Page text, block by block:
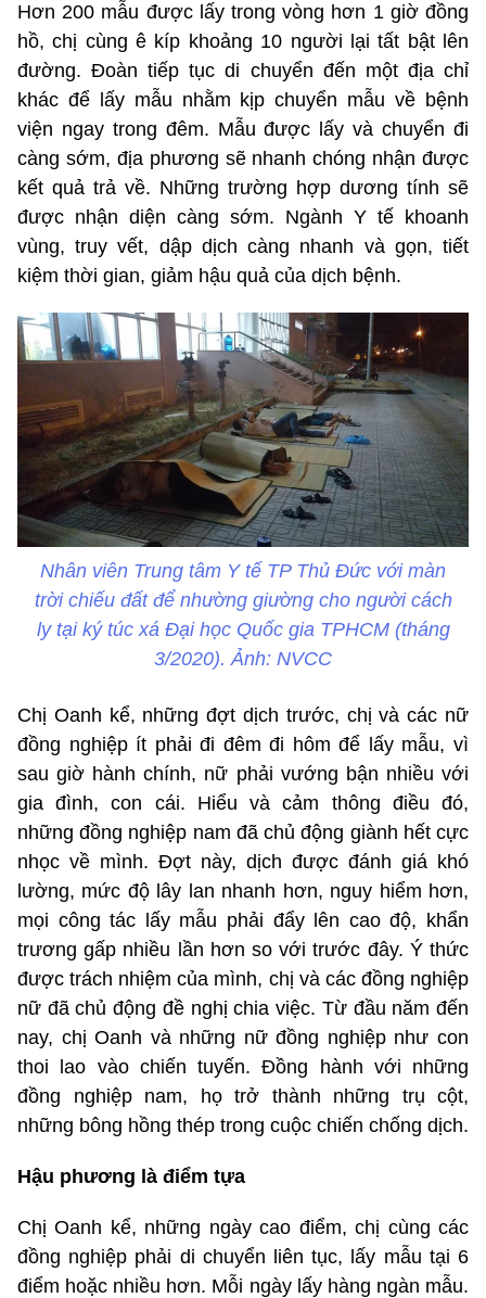
Hơn 200 mẫu được lấy trong vòng hơn 1 giờ đồng
hồ, chị cùng ê kíp khoảng 10 người lại tất bật lên
đường. Đoàn tiếp tục di chuyển đến một địa chỉ
khác để lấy mẫu nhằm kịp chuyển mẫu về bệnh
viện ngay trong đêm. Mẫu được lấy và chuyển đi
càng sớm, địa phương sẽ nhanh chóng nhận được
kết quả trả về. Những trường hợp dương tính sẽ
được nhận diện càng sớm. Ngành Y tế khoanh
vùng, truy vết, dập dịch càng nhanh và gọn, tiết
kiệm thời gian, giảm hậu quả của dịch bệnh.
Nhân viên Trung tâm Y tế TP Thủ Đức với màn
trời chiếu đất để nhường giường cho người cách
ly tại ký túc xá Đại học Quốc gia TPHCM (tháng
3/2020). Ảnh: NVCC
Chị Oanh kể, những đợt dịch trước, chị và các nữ
đồng nghiệp ít phải đi đêm đi hôm để lấy mẫu, vì
sau giờ hành chính, nữ phải vướng bận nhiều với
gia đình, con cái. Hiểu và cảm thông điều đó,
những đồng nghiệp nam đã chủ động giành hết cực
nhọc về mình. Đợt này, dịch được đánh giá khó
lường, mức độ lây lan nhanh hơn, nguy hiểm hơn,
mọi công tác lấy mẫu phải đẩy lên cao độ, khẩn
trương gấp nhiều lần hơn so với trước đây. Ý thức
được trách nhiệm của mình, chị và các đồng nghiệp
nữ đã chủ động đề nghị chia việc. Từ đầu năm đến
nay, chị Oanh và những nữ đồng nghiệp như con
thoi lao vào chiến tuyến. Đồng hành với những
đồng nghiệp nam, họ trở thành những trụ cột,
những bông hồng thép trong cuộc chiến chống dịch.
Hậu phương là điểm tựa
Chị Oanh kể, những ngày cao điểm, chị cùng các
đồng nghiệp phải di chuyển liên tục, lấy mẫu tại 6
điểm hoặc nhiều hơn. Mỗi ngày lấy hàng ngàn mẫu.